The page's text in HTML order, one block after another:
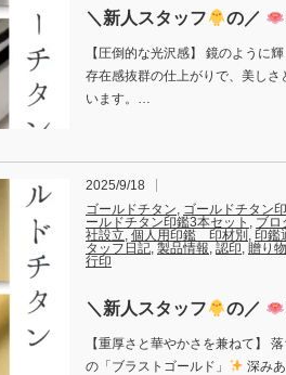
＼新人スタッフ の／
【圧倒的な光沢感】 鏡のように
存在感抜群の仕上がりで、美しさ
います。…
2025/9/18
ゴールドチタン, ゴールドチタン
ールドチタン印鑑3本セット , ブロ
社設立, 個人用印鑑 印材別 , 印鑑
タッフ日記, 製品情報, 認印, 贈り
行印
＼新人スタッフ の／
【重厚さと華やかさを兼ねて】
の「ブラストゴールド」
深み